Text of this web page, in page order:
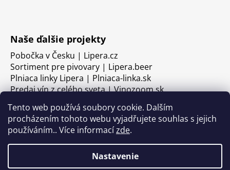
Tento web používá soubory cookie. Dalším
procházením tohoto webu vyjadřujete souhlas s jejich
používáním.. Více informacízde.
Nastavenie
Naše ďalšie projekty
Pobočka v Česku | Lipera.cz
Sortiment pre pivovary | Lipera.beer
Plniaca linky Lipera | Plniaca-linka.sk
Predaj vín z celého sveta | Vinozoom.sk